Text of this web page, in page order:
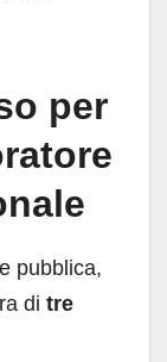
per
pubblica,
di tre